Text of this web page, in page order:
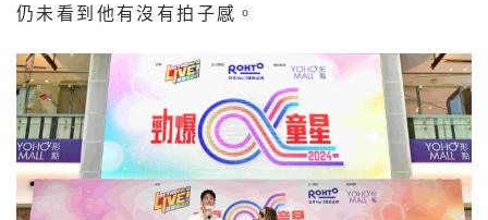
仍未看到他有沒有拍子感。